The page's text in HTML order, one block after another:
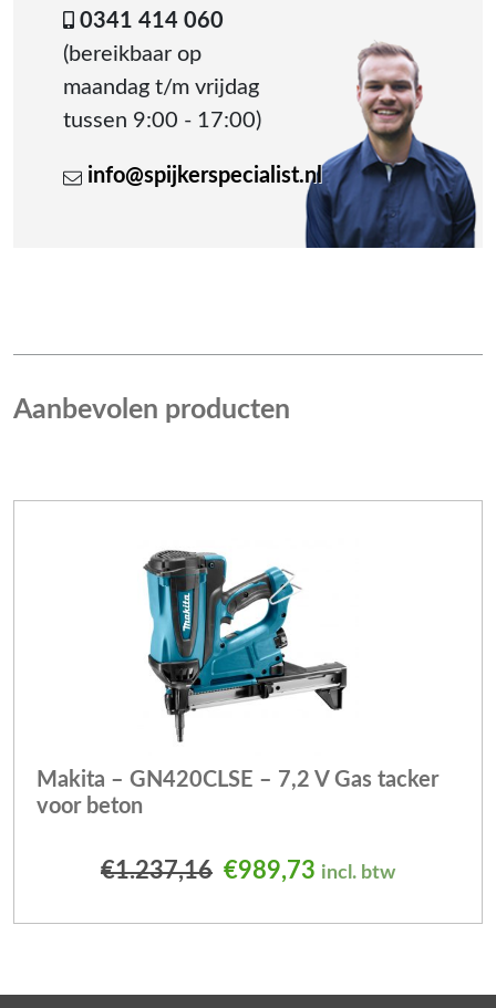
0341 414 060
(bereikbaar op
maandag t/m vrijdag
tussen 9:00 - 17:00)
info@spijkerspecialist.nl
Aanbevolen producten
Makita – GN420CLSE – 7,2 V Gas tacker
voor beton
€1.237,16 Oorspronkelijke prijs
€989,73 Huidige prijs is:
incl. btw